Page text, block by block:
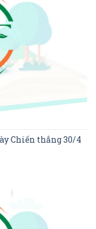
Chiến thắng 30/4